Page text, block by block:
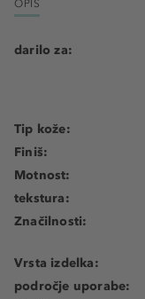
OPIS
darilo za:
Tip kože:
Finiš:
Motnost:
tekstura:
Značilnosti:
Vrsta izdelka:
področje uporabe: